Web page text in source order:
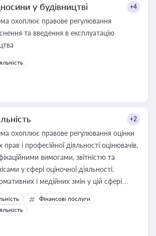
у будівництві +4
охоплює правове регулювання
та введення в експлуатацію
+2
охоплює правове регулювання оцінки
і професійної діяльності оцінювачів,
вимогами, звітністю та
у сфері оціночної діяльності.
і медійних змін у цій сфері
бізнесу, керівника, юриста або
оподаткування, приватизації, оренди
корпоративних угод і перевірки
діяльності
Фінансові послуги